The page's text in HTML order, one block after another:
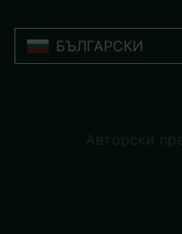
БЪЛГАРСКИ